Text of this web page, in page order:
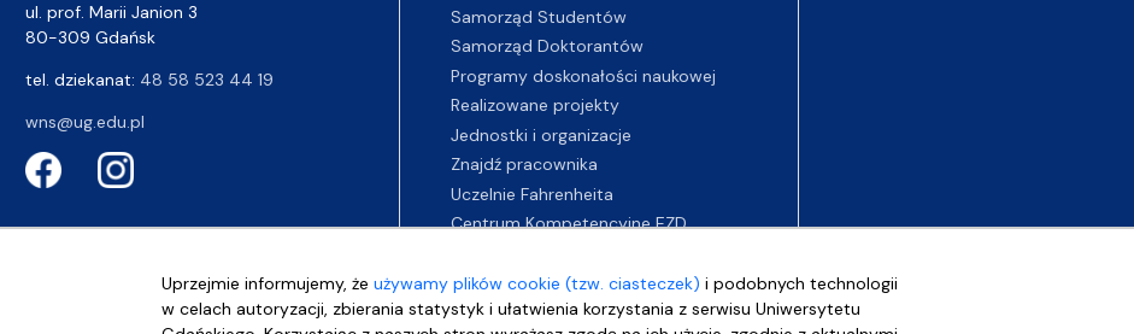
Uprzejmie informujemy, żeużywamy plików cookie (tzw. ciasteczek) i podobnych technologii
w celach autoryzacji, zbierania statystyk i ułatwienia korzystania z serwisu Uniwersytetu
ul. prof. Marii Janion 3
80-309 Gdańsk
tel. dziekanat: 48 58 523 44 19
wns@ug.edu.pl
Samorząd Studentów
Samorząd Doktorantów
Programy doskonałości naukowej
Realizowane projekty
Jednostki i organizacje
Znajdź pracownika
Uczelnie Fahrenheita
Centrum Kompetencyjne EZD